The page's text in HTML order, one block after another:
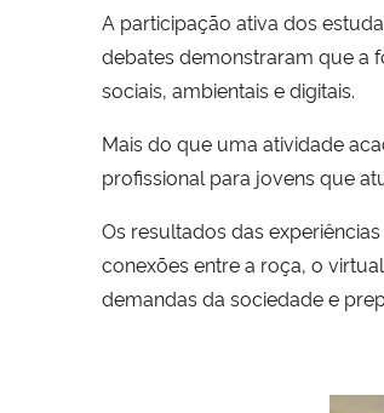
A participação ativa dos
debates demonstraram que a
sociais, ambientais e digitais.
Mais do que uma atividade
profissional para jovens que
Os resultados das
conexões entre a roça, o
demandas da sociedade e